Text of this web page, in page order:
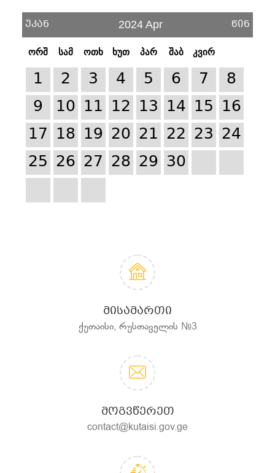
უკან 2024 Apr წინ
ორშ სამ ოთხ ხუთ პარ შაბ კვირ
1 2 3 4 5 6 7
8
9
10 11 12 13 14 15 16
17 18 19 20 21 22 23 24
25 26 27 28 29 30
ᲛᲘᲡᲐᲛᲐᲠᲗᲘ
ქუთაისი, რუსთაველის №3
ᲛᲝᲒᲕᲬᲔᲠᲔᲗ
contact@kutaisi.gov.ge